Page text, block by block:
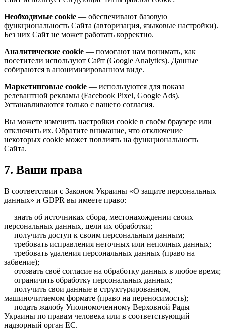
Необходимые cookie — обеспечивают базовую
функциональность Сайта (авторизация, языковые настройки).
Без них Сайт не может работать корректно.
Аналитические cookie — помогают нам понимать, как
посетители используют Сайт (Google Analytics). Данные
собираются в анонимизированном виде.
Маркетинговые cookie — используются для показа
релевантной рекламы (Facebook Pixel, Google Ads).
Устанавливаются только с вашего согласия.
Вы можете изменить настройки cookie в своём браузере или
отключить их. Обратите внимание, что отключение
некоторых cookie может повлиять на функциональность
Сайта.
7. Ваши права
В соответствии с Законом Украины «О защите персональных
данных» и GDPR вы имеете право:
— знать об источниках сбора, местонахождении своих
персональных данных, цели их обработки;
— получить доступ к своим персональным данным;
— требовать исправления неточных или неполных данных;
— требовать удаления персональных данных (право на
забвение);
— отозвать своё согласие на обработку данных в любое время;
— ограничить обработку персональных данных;
— получить свои данные в структурированном,
машиночитаемом формате (право на переносимость);
— подать жалобу Уполномоченному Верховной Рады
Украины по правам человека или в соответствующий
надзорный орган ЕС.